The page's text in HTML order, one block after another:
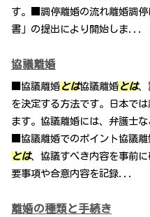
す。■調停離婚の流れ離婚調
書」の提出により開始しま...
協議離婚
■協議離婚 とは協議離婚 とは、
を決定する方法です。日本で
ます。協議離婚には、弁護士
■協議離婚でのポイント協議
とは、協議すべき内容を事前
要事項や合意内容を記録...
離婚の種類と手続き